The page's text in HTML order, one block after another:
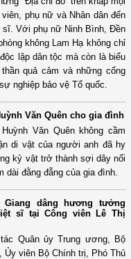
phụ nữ và Nhân dân đến
sĩ. Với phụ nữ Ninh Bình, Đền
không Lam Hạ không chỉ
lập dân tộc mà còn là biểu
quả cảm và những cống
nghiệp bảo vệ Tổ quốc.
Văn Quên cho gia đình
Văn Quên không cầm
di vật của người anh đã hy
kỷ vật trở thành sợi dây nối
đằng đẵng của gia đình.
dâng hương tưởng
sĩ tại Công viên Lê Thị
Quân ủy Trung ương, Bộ
viên Bộ Chính trị, Phó Thủ